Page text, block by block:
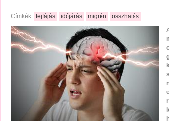
Címkék: fejfájás időjárás migrén
összhatás